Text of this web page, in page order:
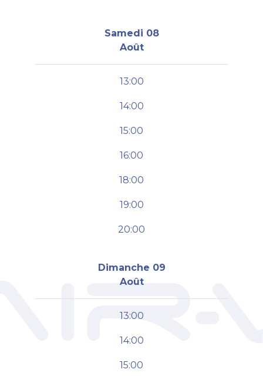
Samedi 08
Août
13:00
14:00
15:00
16:00
18:00
19:00
20:00
Dimanche 09
Août
13:00
14:00
15:00